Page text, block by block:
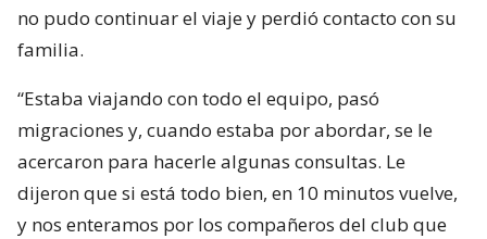
no pudo continuar el viaje y perdió contacto con su
familia.
“Estaba viajando con todo el equipo, pasó
migraciones y, cuando estaba por abordar, se le
acercaron para hacerle algunas consultas. Le
dijeron que si está todo bien, en 10 minutos vuelve,
y nos enteramos por los compañeros del club que